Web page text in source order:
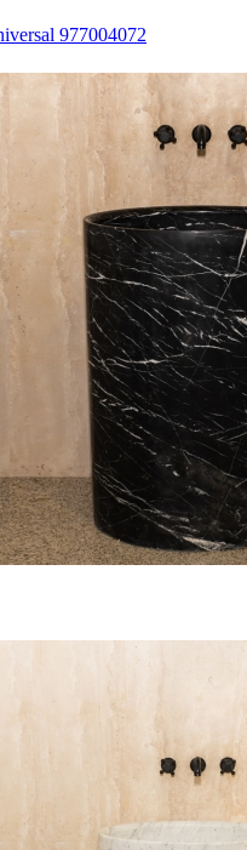
977004072